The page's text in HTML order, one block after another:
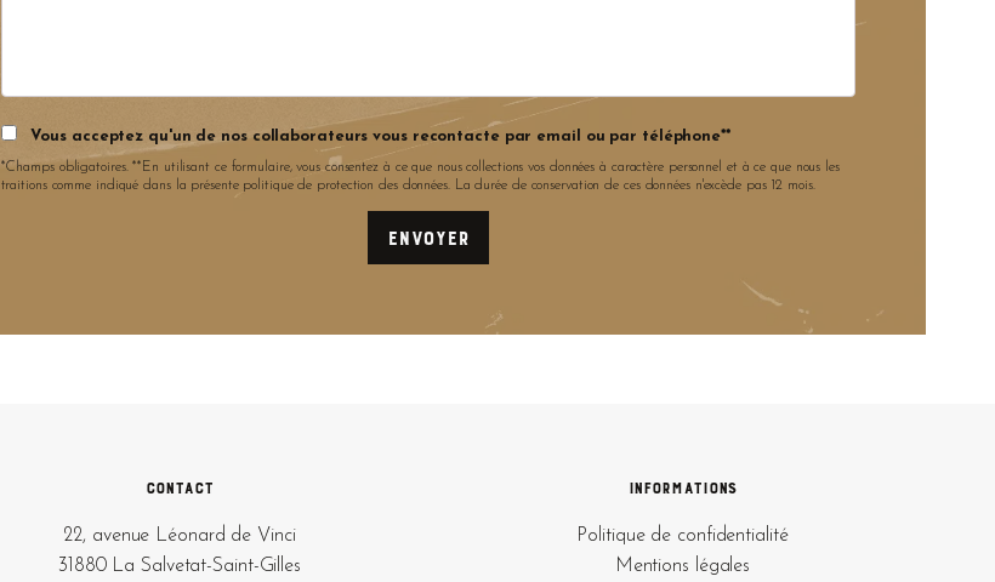
Vous acceptez qu'un de nos collaborateurs vous recontacte par email ou par téléphone**
*Champs obligatoires. **En utilisant ce formulaire, vous consentez à ce que nous collections vos données à caractère personnel et à ce que nous les
traitions comme indiqué dans la présente politique de protection des données. La durée de conservation de ces données n'excède pas 12 mois.
Contact
22, avenue Léonard de Vinci
31880 La Salvetat-Saint-Gilles
Informations
Politique de confidentialité
Mentions légales